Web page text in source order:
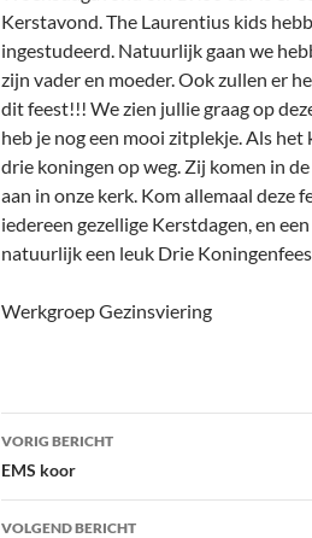
Kerstavond. The Laurentius kids
ingestudeerd. Natuurlijk gaan we
zijn vader en moeder. Ook zullen er
dit feest!!! We zien jullie graag op
heb je nog een mooi zitplekje. Als het
drie koningen op weg. Zij komen in
aan in onze kerk. Kom allemaal deze
iedereen gezellige Kerstdagen, en
natuurlijk een leuk Drie
Werkgroep Gezinsviering
Bericht
navigatie
VORIG BERICHT
EMS koor
VOLGEND BERICHT